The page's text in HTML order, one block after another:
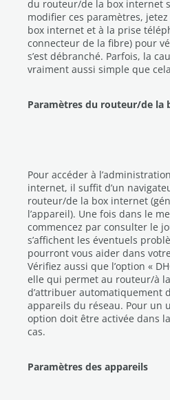
du routeur/de la box internet
modifier ces paramètres,
box internet et à la prise
connecteur de la fibre) pour
s’est débranché. Parfois, la
vraiment aussi simple que
Paramètres du routeur/de la
Pour accéder à
internet, il suffit d’un
routeur/de la box internet
l’appareil). Une fois dans le
commencez par consulter le
s’affichent les éventuels
pourront vous aider dans
Vérifiez aussi que l’option «
elle qui permet au routeur/à
d’attribuer automatiquement
appareils du réseau. Pour un
option doit être activée dans
cas.
Paramètres des appareils